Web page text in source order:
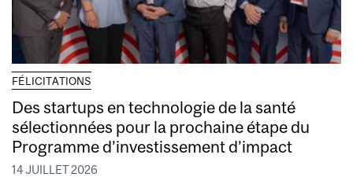
FÉLICITATIONS
Des startups en technologie de la santé
sélectionnées pour la prochaine étape du
Programme d’investissement d’impact
14 JUILLET 2026